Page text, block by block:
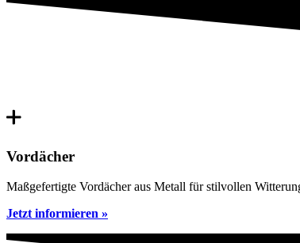
Vordächer
Maßgefertigte Vordächer aus Metall für stilvollen
Jetzt informieren »